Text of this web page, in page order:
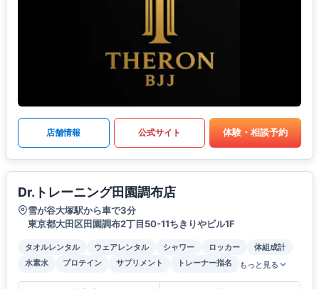
店舗情報 公式サイト 体験・相談予約
Dr.トレーニング田園調布店
雪が谷大塚駅から車で3分
東京都大田区田園調布2丁目50-11ちきりやビル1F
タオルレンタル ウェアレンタル シャワー ロッカー
体組成計
水素水
プロテイン サプリメント トレーナー指名 もっと見る